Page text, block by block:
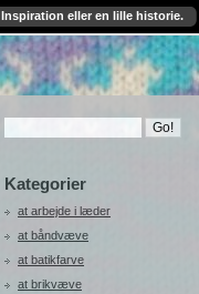
Inspiration eller en lille historie.
Kategorier
at arbejde i læder
at båndvæve
at batikfarve
at brikvæve